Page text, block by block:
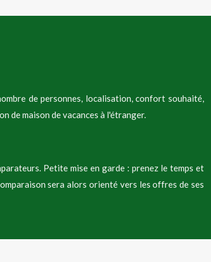
de personnes, localisation, confort souhaité,
de maison de vacances à l'étranger.
Petite mise en garde : prenez le temps et
sera alors orienté vers les offres de ses